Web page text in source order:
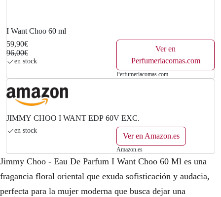
I Want Choo 60 ml
59,90€
96,00€
en stock
Ver en
Perfumeriacomas.com
Perfumeriacomas.com
JIMMY CHOO I WANT EDP 60V EXC.
en stock
Ver en Amazon.es
Amazon.es
Jimmy Choo - Eau De Parfum I Want Choo 60 Ml es una
fragancia floral oriental que exuda sofisticación y audacia,
perfecta para la mujer moderna que busca dejar una